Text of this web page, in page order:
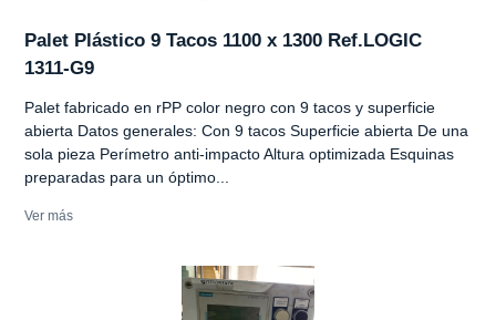
Palet Plástico 9 Tacos 1100 x 1300 Ref.LOGIC
1311-G9
Palet fabricado en rPP color negro con 9 tacos y superficie
abierta Datos generales: Con 9 tacos Superficie abierta De una
sola pieza Perímetro anti-impacto Altura optimizada Esquinas
preparadas para un óptimo...
Ver más